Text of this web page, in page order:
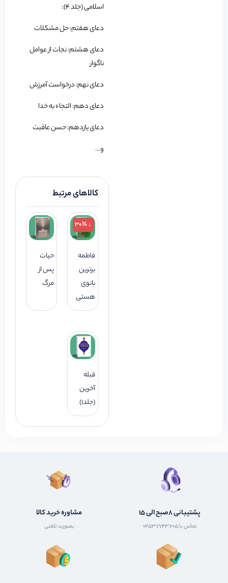
اسلامی (جلد 4):
دعای هفتم: حل مشکلات
دعای هشتم: نجات از عوامل
ناگوار
دعای نهم: درخواست آمرزش
دعای دهم: التجاء به خدا
دعای یازدهم: حسن عاقبت
و…
کالاهای مرتبط
↓ 30%
فاطمه
برترین
بانوی
هستی
حیات
پس از
مرگ
قبله
آخرین
(جلد1)
پشتیبانی 8صبح الی 15
تماس با 02537743705
مشاوره خرید کالا
بصورت تلفنی